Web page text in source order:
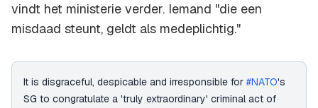
vindt het ministerie verder. Iemand "die een
misdaad steunt, geldt als medeplichtig."
It is disgraceful, despicable and irresponsible for #NATO's
SG to congratulate a 'truly extraordinary' criminal act of